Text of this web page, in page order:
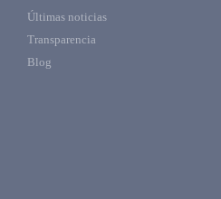
Últimas noticias
Transparencia
Blog